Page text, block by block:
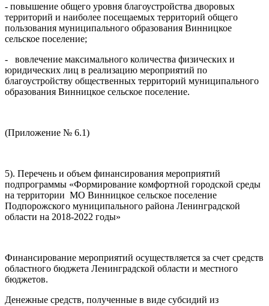
- повышение общего уровня благоустройства дворовых
территорий и наиболее посещаемых территорий общего
пользования муниципального образования Винницкое
сельское поселение;
- вовлечение максимального количества физических и
юридических лиц в реализацию мероприятий по
благоустройству общественных территорий муниципального
образования Винницкое сельское поселение.
(Приложение № 6.1)
5). Перечень и объем финансирования мероприятий
подпрограммы «Формирование комфортной городской среды
на территории МО Винницкое сельское поселение
Подпорожского муниципального района Ленинградской
области на 2018-2022 годы»
Финансирование мероприятий осуществляется за счет средств
областного бюджета Ленинградской области и местного
бюджетов.
Денежные средств, полученные в виде субсидий из